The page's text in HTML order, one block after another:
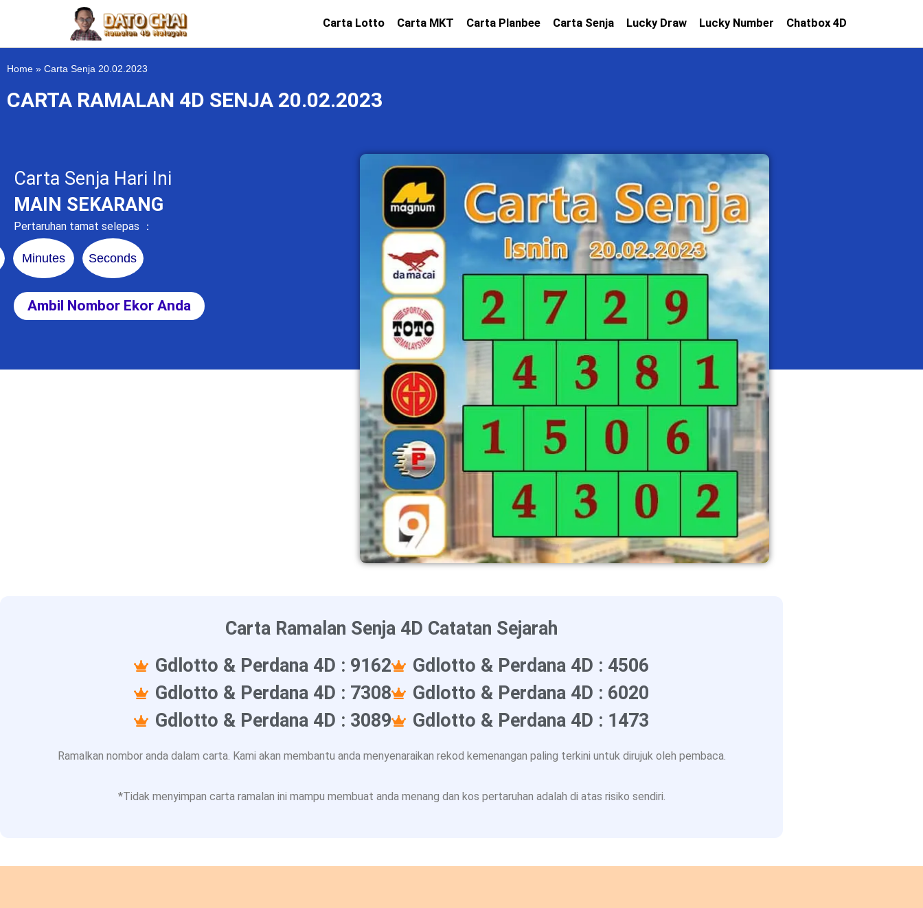
Carta Lotto Carta MKT Carta Planbee Carta Senja Lucky Draw Lucky Number Chatbox 4D
Home » Carta Senja 20.02.2023
CARTA RAMALAN 4D SENJA 20.02.2023
Carta Senja Hari Ini
MAIN SEKARANG
Pertaruhan tamat selepas ：
Minutes Seconds
Ambil Nombor Ekor Anda
Carta Ramalan Senja 4D Catatan Sejarah
Gdlotto & Perdana 4D : 9162
Gdlotto & Perdana 4D : 4506
Gdlotto & Perdana 4D : 7308
Gdlotto & Perdana 4D : 6020
Gdlotto & Perdana 4D : 3089
Gdlotto & Perdana 4D : 1473
Ramalkan nombor anda dalam carta. Kami akan membantu anda menyenaraikan rekod kemenangan paling terkini untuk dirujuk oleh pembaca.
*Tidak menyimpan carta ramalan ini mampu membuat anda menang dan kos pertaruhan adalah di atas risiko sendiri.